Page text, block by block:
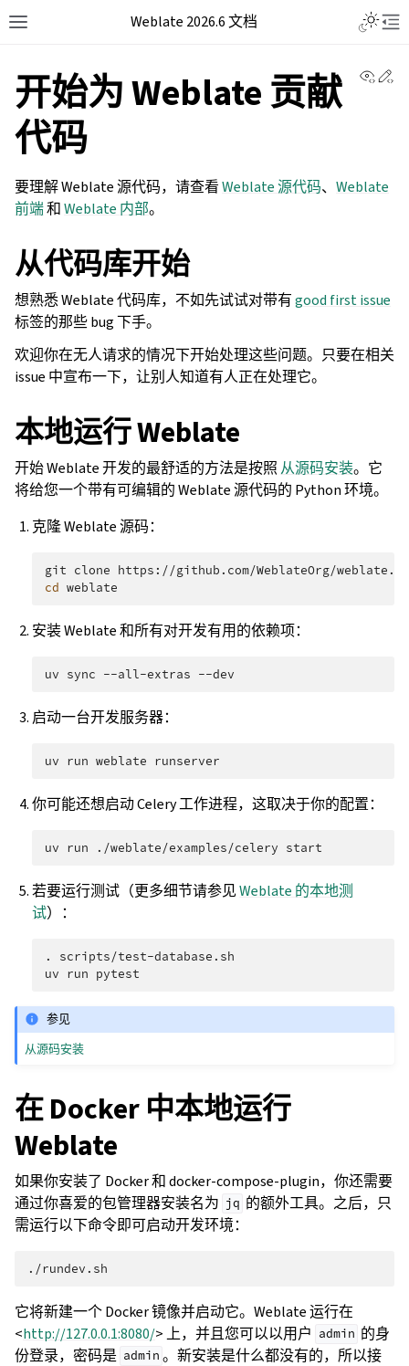
Weblate 2026.6 文档
开始为 Weblate 贡献
代码
要理解 Weblate 源代码，请查看Weblate 源代码、 Weblate
前端和Weblate 内部。
从代码库开始
想熟悉 Weblate 代码库，不如先试试对带有good first issue
标签的那些 bug 下手。
欢迎你在无人请求的情况下开始处理这些问题。只要在相关
issue 中宣布一下，让别人知道有人正在处理它。
本地运行 Weblate
开始 Weblate 开发的最舒适的方法是按照 从源码安装。它
将给您一个带有可编辑的 Weblate 源代码的 Python 环境。
克隆 Weblate 源码：
git clone
cd
安装 Weblate 和所有对开发有用的依赖项：
uv sync --all-extras
启动一台开发服务器：
uv run weblate
你可能还想启动 Celery 工作进程，这取决于你的配置：
uv run ./weblate/examples/celery
若要运行测试（更多细节请参见Weblate 的本地测
试）：
.
scripts/test-database.sh
uv run
参见
从源码安装
在 Docker 中本地运行
Weblate
如果你安装了 Docker 和 docker-compose-plugin，你还需要
通过你喜爱的包管理器安装名为 jq 的额外工具。之后，只
需运行以下命令即可启动开发环境：
它将新建一个 Docker 镜像并启动它。Weblate 运行在
<http://127.0.0.1:8080/> 上，并且您可以以用户 admin 的身
份登录，密码是 admin 。新安装是什么都没有的，所以接